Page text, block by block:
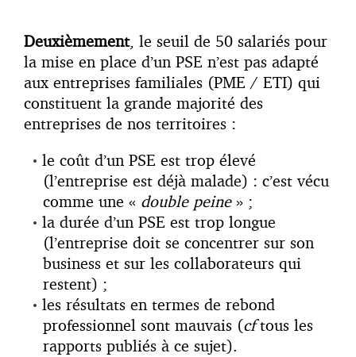
Deuxièmement, le seuil de 50 salariés pour
la mise en place d’un PSE n’est pas adapté
aux entreprises familiales (PME / ETI) qui
constituent la grande majorité des
entreprises de nos territoires :
le coût d’un PSE est trop élevé
(l’entreprise est déjà malade) : c’est vécu
comme une « double peine» ;
la durée d’un PSE est trop longue
(l’entreprise doit se concentrer sur son
business et sur les collaborateurs qui
restent) ;
les résultats en termes de rebond
professionnel sont mauvais (cftous les
rapports publiés à ce sujet).